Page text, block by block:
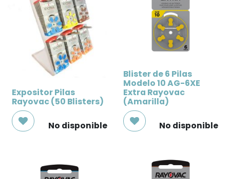
Expositor Pilas
Rayovac (50 Blisters)
No disponible
Blister de 6 Pilas
Modelo 10 AG-6XE
Extra Rayovac
(Amarilla)
No disponible